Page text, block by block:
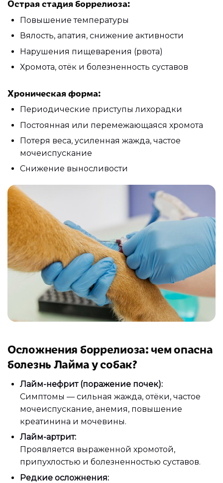
Острая стадия боррелиоза:
Повышение температуры
Вялость, апатия, снижение активности
Нарушения пищеварения (рвота)
Хромота, отёк и болезненность суставов
Хроническая форма:
Периодические приступы лихорадки
Постоянная или перемежающаяся хромота
Потеря веса, усиленная жажда, частое
мочеиспускание
Снижение выносливости
Осложнения боррелиоза: чем опасна
болезнь Лайма у собак?
Лайм-нефрит (поражение почек):
Симптомы — сильная жажда, отёки, частое
мочеиспускание, анемия, повышение
креатинина и мочевины.
Лайм-артрит:
Проявляется выраженной хромотой,
припухлостью и болезненностью суставов.
Редкие осложнения: